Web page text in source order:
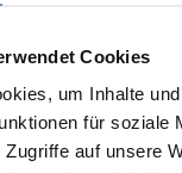
Cookies
um Inhalte
für soziale
auf unsere
Essen